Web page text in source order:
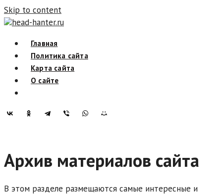
Skip to content
head-hanter.ru
Главная
Политика сайта
Карта сайта
О сайте
Архив материалов сайта
В этом разделе размещаются самые интересные и